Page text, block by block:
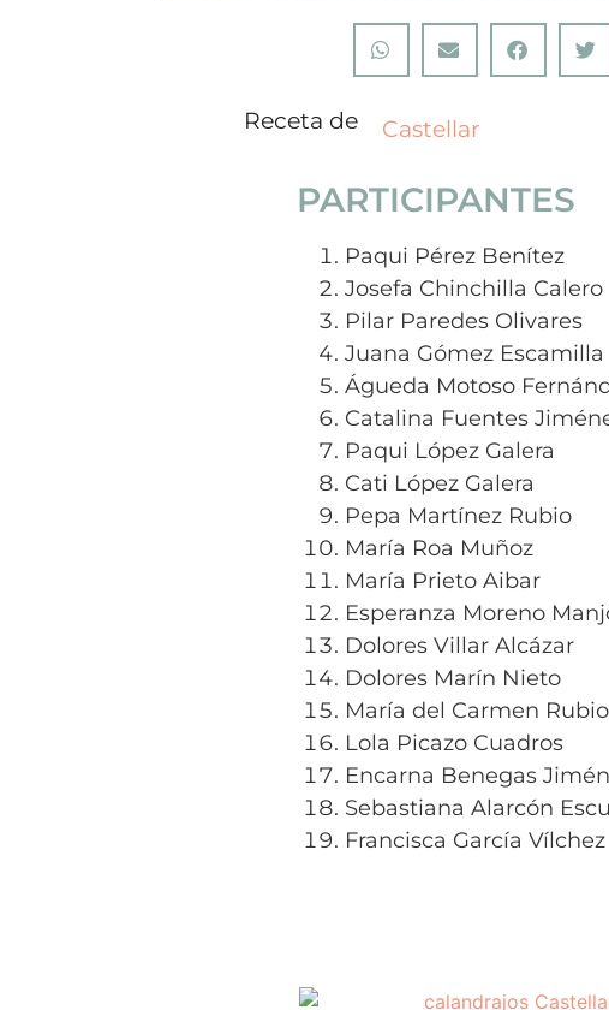
Receta de Castellar
PARTICIPANTES
Paqui Pérez Benítez
Josefa Chinchilla Calero
Pilar Paredes Olivares
Juana Gómez Escamilla
Águeda Motoso
Catalina Fuentes
Paqui López Galera
Cati López Galera
Pepa Martínez Rubio
María Roa Muñoz
María Prieto Aibar
Esperanza Moreno
Dolores Villar Alcázar
Dolores Marín Nieto
María del Carmen
Lola Picazo Cuadros
Encarna Benegas
Sebastiana Alarcón
Francisca García Vílchez